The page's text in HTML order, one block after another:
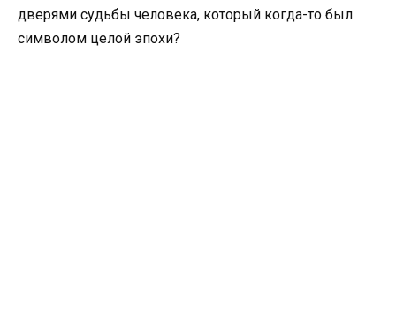
дверями судьбы человека, который когда-то был
символом целой эпохи?